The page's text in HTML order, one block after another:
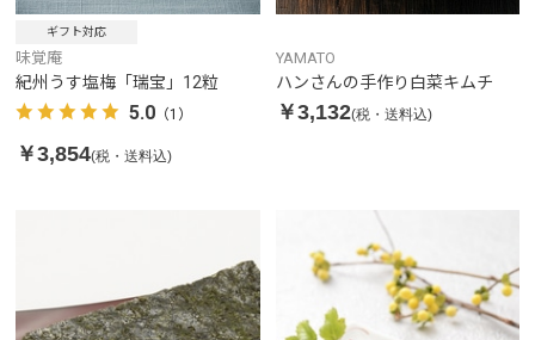
ギフト対応
味覚庵
紀州うす塩梅「瑞宝」12粒
5.0 （1）
￥3,854(税・送料込)
YAMATO
ハンさんの手作り白菜キムチ
￥3,132(税・送料込)